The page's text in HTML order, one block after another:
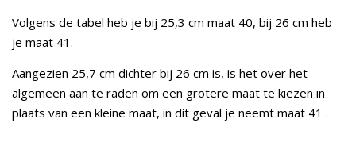
Volgens de tabel heb je bij 25,3 cm maat 40, bij 26 cm heb
je maat 41.
Aangezien 25,7 cm dichter bij 26 cm is, is het over het
algemeen aan te raden om een grotere maat te kiezen in
plaats van een kleine maat, in dit geval je neemt maat 41 .